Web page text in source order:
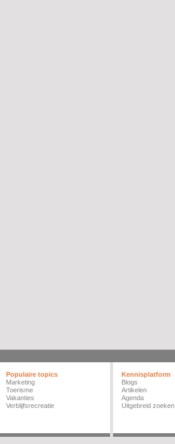
Populaire topics
Marketing
Toerisme
Vakanties
Verblijfsrecreatie
Kennisplatform
Blogs
Artikelen
Agenda
Uitgebreid zoeken